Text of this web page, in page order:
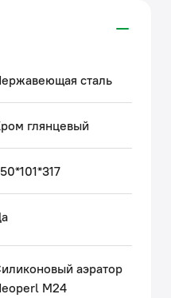
от себя – холодная
Чтобы налить
которая не влияет на
резким
температуры
появлению царапин и
На протяжении
как новое.
для водопроводной
– достаточно
сталь
глянцевый
аэратор
M24